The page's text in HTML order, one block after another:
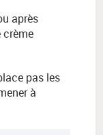
après
crème
pas les
à